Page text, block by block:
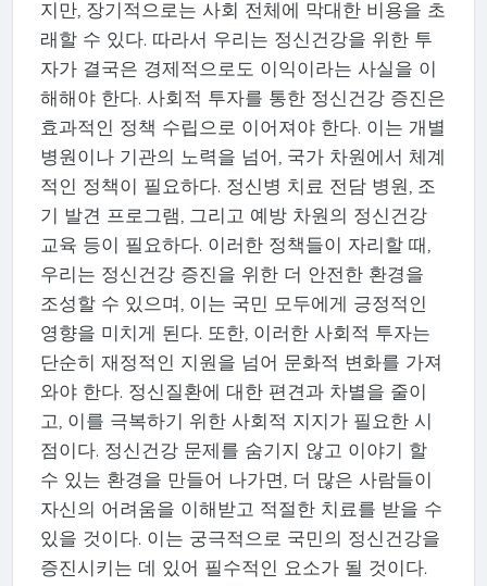
지만, 장기적으로는 사회 전체에 막대한 비용을 초
래할 수 있다. 따라서 우리는 정신건강을 위한 투
자가 결국은 경제적으로도 이익이라는 사실을 이
해해야 한다. 사회적 투자를 통한 정신건강 증진은
효과적인 정책 수립으로 이어져야 한다. 이는 개별
병원이나 기관의 노력을 넘어, 국가 차원에서 체계
적인 정책이 필요하다. 정신병 치료 전담 병원, 조
기 발견 프로그램, 그리고 예방 차원의 정신건강
교육 등이 필요하다. 이러한 정책들이 자리할 때,
우리는 정신건강 증진을 위한 더 안전한 환경을
조성할 수 있으며, 이는 국민 모두에게 긍정적인
영향을 미치게 된다. 또한, 이러한 사회적 투자는
단순히 재정적인 지원을 넘어 문화적 변화를 가져
와야 한다. 정신질환에 대한 편견과 차별을 줄이
고, 이를 극복하기 위한 사회적 지지가 필요한 시
점이다. 정신건강 문제를 숨기지 않고 이야기 할
수 있는 환경을 만들어 나가면, 더 많은 사람들이
자신의 어려움을 이해받고 적절한 치료를 받을 수
있을 것이다. 이는 궁극적으로 국민의 정신건강을
증진시키는 데 있어 필수적인 요소가 될 것이다.